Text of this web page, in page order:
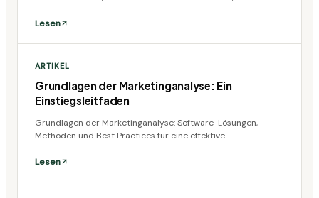
Lesen
ARTIKEL
Grundlagen der Marketinganalyse: Ein
Einstiegsleitfaden
Grundlagen der Marketinganalyse: Software-Lösungen,
Methoden und Best Practices für eine effektive
Lesen